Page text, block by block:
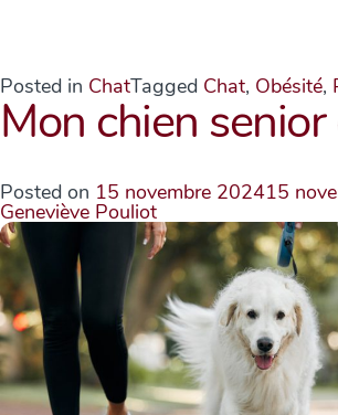
Posted in ChatTagged Chat, Obésité,
Mon chien
Posted on 15 novembre 202415
Geneviève Pouliot